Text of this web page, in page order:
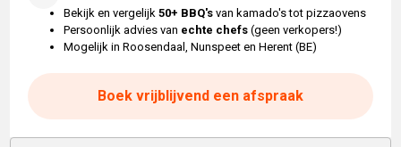
Bekijk en vergelijk50+ BBQ's van kamado's tot pizzaovens
Persoonlijk advies van echte chefs (geen verkopers!)
Mogelijk in Roosendaal, Nunspeet en Herent (BE)
Boek vrijblijvend een afspraak